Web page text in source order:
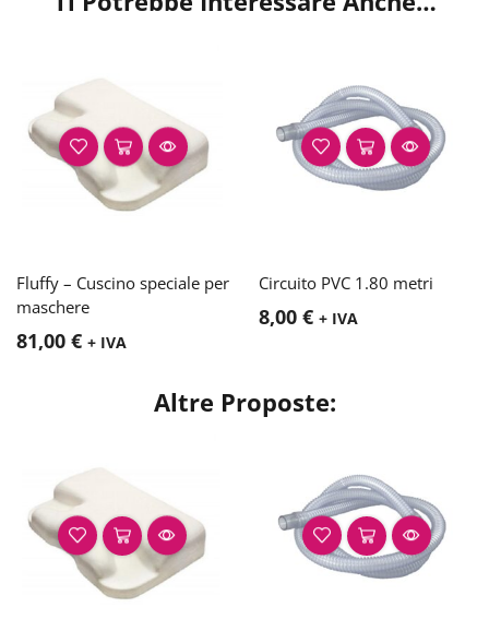
Fluffy – Cuscino speciale per
maschere
81,00 € + IVA
Circuito PVC 1.80 metri
8,00 € + IVA
Altre Proposte: